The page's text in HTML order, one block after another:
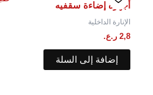
أجهزة إضاءة سقفيه
الإنارة الداخلية
2,8 ر.ع.
إضافة إلى السلة